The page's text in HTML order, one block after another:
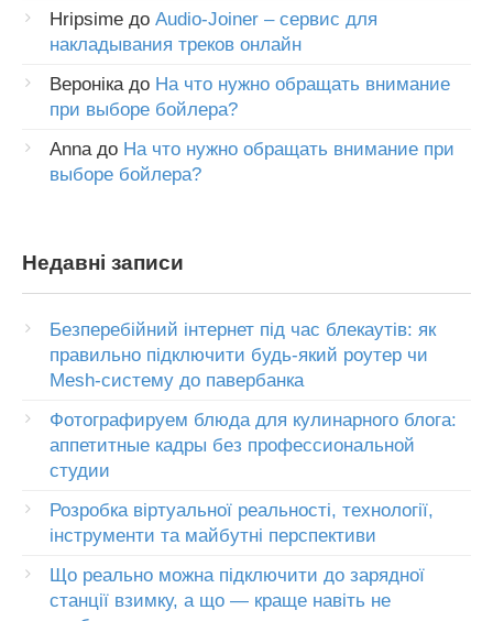
Hripsime до Audio-Joiner – сервис для
накладывания треков онлайн
Веронікадо На что нужно обращать внимание
при выборе бойлера?
Annaдо На что нужно обращать внимание при
выборе бойлера?
Недавні записи
Безперебійний інтернет під час блекаутів: як
правильно підключити будь-який роутер чи
Mesh-систему до павербанка
Фотографируем блюда для кулинарного блога:
аппетитные кадры без профессиональной
студии
Розробка віртуальної реальності, технології,
інструменти та майбутні перспективи
Що реально можна підключити до зарядної
станції взимку, а що — краще навіть не